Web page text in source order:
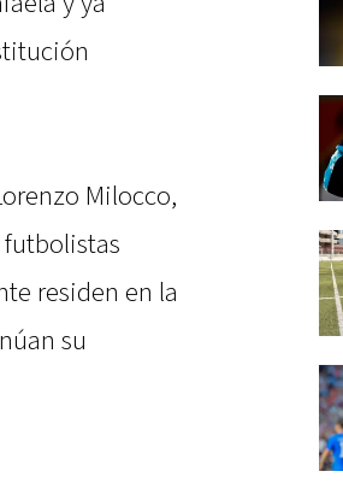
Milocco,
futbolistas
residen en la
su